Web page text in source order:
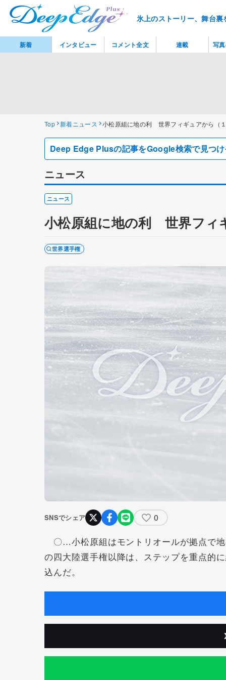
氷上のストーリー、舞台
Top 新着ニュース 小松原組に地の利 世界フィギュアから（
Deep Edge Plusの記事をGoogle検索で見つ
ニュース
ニュース
小松原組に地の利 世界フィ
世界選手権
SNSでシェア 0
〇…小松原組はモントリオールが拠点で
の四大陸選手権以降は、ステップを重点的
込んだ。
新着 インタビュー コメント全文 連載 写